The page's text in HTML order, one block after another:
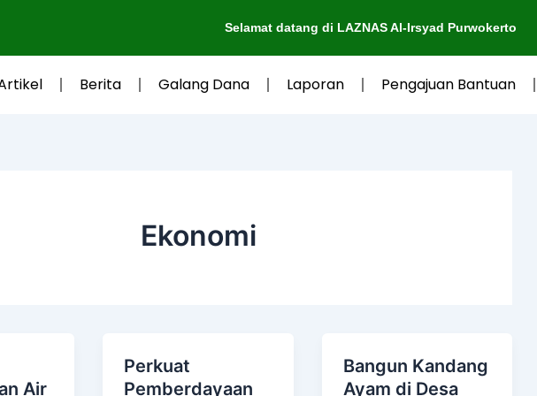
Selamat datang di LAZNAS Al-Irsyad Purwokerto
Berita Galang Dana Laporan Pengajuan Bantuan
Ekonomi
Air
Perkuat
Pemberdayaan
Bangun Kandang
Ayam di Desa